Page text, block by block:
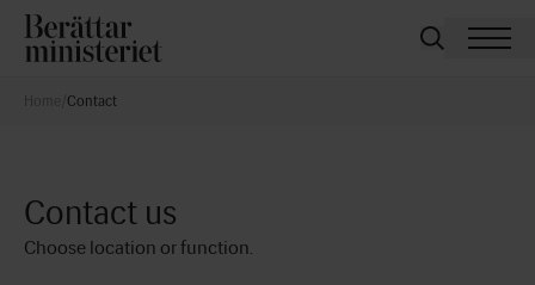
Home Contact
Contact us
Choose location or function.